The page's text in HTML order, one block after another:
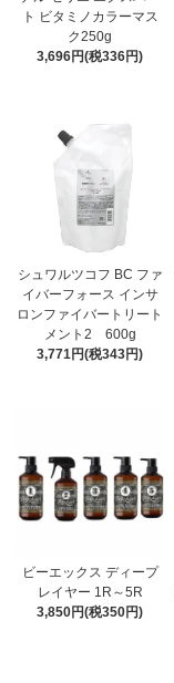
ト ビタミノカラーマス
ク250g
3,696円(税336円)
シュワルツコフ BC ファ
イバーフォース インサ
ロンファイバートリート
メント2 600g
3,771円(税343円)
ビーエックス ディープ
レイヤー 1R～5R
3,850円(税350円)